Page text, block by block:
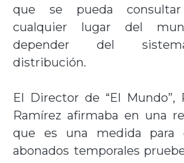
que se pueda
cualquier lugar del
depender del
distribución.
El Director de “El Mundo”,
Ramírez afirmaba en una
que es una medida para
abonados temporales